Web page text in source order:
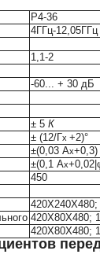
Р4-36
4ГГц-12,05ГГц
1,1-2
-60... + 30 дБ
± 5 К
± (12/Гх +2)°
±(0,03 Ах
±(0,1 Ах
450
420X240X480;
420X80X480;
420X80X480;